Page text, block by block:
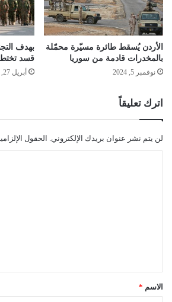
الأردن يُسقط طائرة مسيّرة محمّلة
بالمخدرات قادمة من سوريا
نوفمبر 5, 2024
بهدف
قسد
أبريل 27, 2024
اترك تعليقاً
لن يتم نشر عنوان بريدك الإلكتروني. الحقول
*
الاسم *